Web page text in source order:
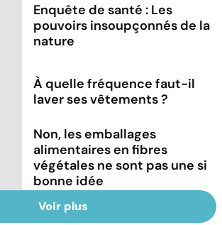
Enquête de santé : Les
pouvoirs insoupçonnés de la
nature
À quelle fréquence faut-il
laver ses vêtements ?
Non, les emballages
alimentaires en fibres
végétales ne sont pas une si
bonne idée
Voir plus